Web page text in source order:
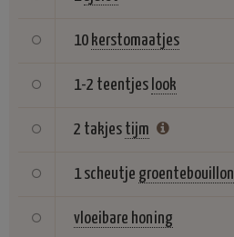
10 kerstomaatjes
1-2 teentjes look
2 takjes tijm
1 scheutje groentebouillon
vloeibare honing